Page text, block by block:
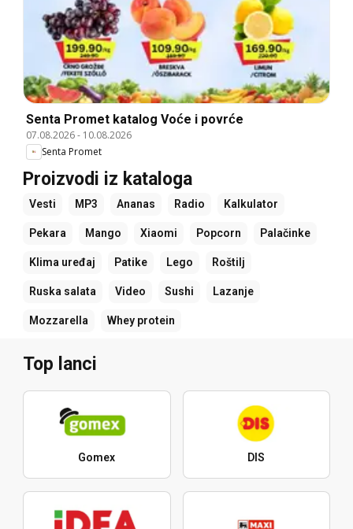
Senta Promet katalog Voće i povrće
07.08.2026- 10.08.2026
Senta Promet
Proizvodi iz kataloga
Vesti MP3 Ananas Radio Kalkulator
Pekara Mango Xiaomi Popcorn Palačinke
Klima uređaj Patike Lego Roštilj
Ruska salata Video Sushi Lazanje
Mozzarella Whey protein
Top lanci
Gomex DIS